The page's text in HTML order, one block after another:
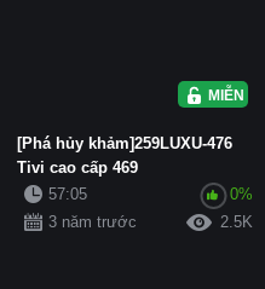
MIỄN PHÍ
[Phá hủy khảm]259LUXU-476
Tivi cao cấp 469
57:05
0%
3 năm trước
2.5K